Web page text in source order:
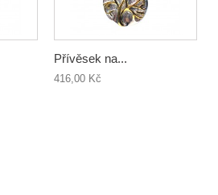
Přívěsek na...
416,00 Kč